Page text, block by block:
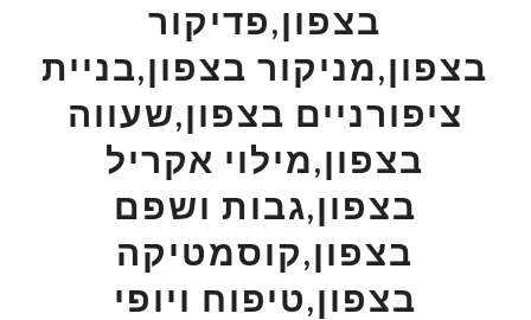
בצפון,פדיקור
בצפון,מניקור בצפון,בניית
ציפורניים בצפון,שעווה
בצפון,מילוי אקריל
בצפון,גבות ושפם
בצפון,קוסמטיקה
בצפון,טיפוח ויופי